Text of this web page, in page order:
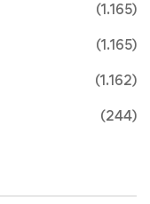
(1.165)
(1.165)
(1.162)
(244)